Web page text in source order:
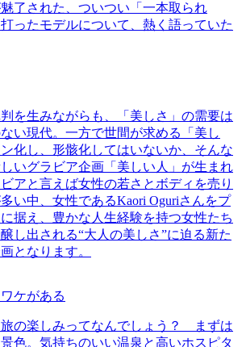
了された、ついつい「一本取られ
ったモデルについて、熱く語っていた
を生みながらも、「美しさ」の需要は
い現代。一方で世間が求める「美し
化し、形骸化してはいないか、そんな
いグラビア企画「美しい人」が生まれ
アと言えば女性の若さとボディを売り
い中、女性であるKaori Oguriさんをプ
据え、豊かな人生経験を持つ女性たち
し出される“大人の美しさ”に迫る新た
となります。
ケがある
の楽しみってなんでしょう？ まずは
色。気持ちのいい温泉と高いホスピタ